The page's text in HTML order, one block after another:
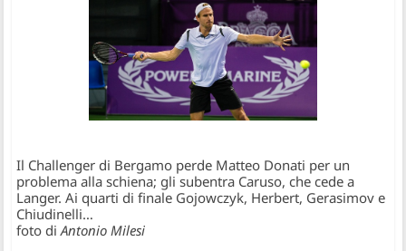
Il Challenger di Bergamo perde Matteo Donati per un
problema alla schiena; gli subentra Caruso, che cede a
Langer. Ai quarti di finale Gojowczyk, Herbert, Gerasimov e
Chiudinelli…
foto diAntonio Milesi